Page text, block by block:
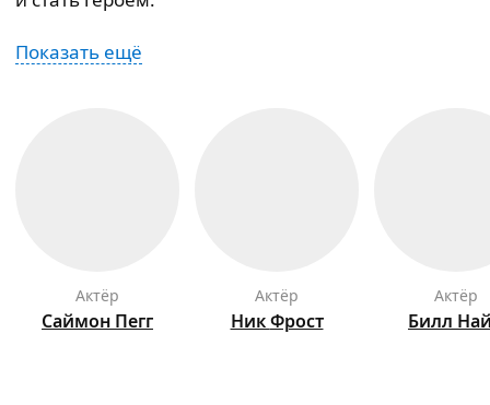
Показать ещё
актёр
Саймон Пегг
актёр
НикФрост
актёр
Билл